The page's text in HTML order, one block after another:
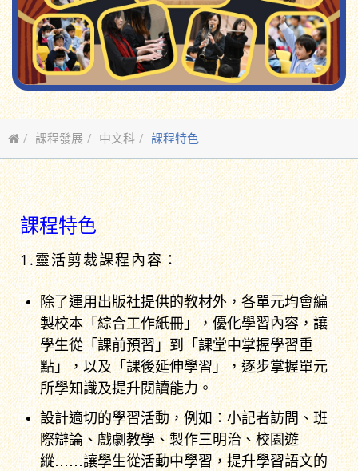
課程發展 中文科 課程特色
課程特色
1.靈活剪裁課程內容：
除了運用出版社提供的教材外，各單元均會編
製校本「綜合工作紙冊」，優化學習內容，讓
學生從「課前預習」到「課堂中掌握學習重
點」，以及「課後延伸學習」，逐步掌握單元
所學知識及提升閱讀能力。
設計適切的學習活動，例如：小記者訪問、班
際辯論、戲劇教學、製作三明治、校園遊
縱……讓學生從活動中學習，提升學習語文的